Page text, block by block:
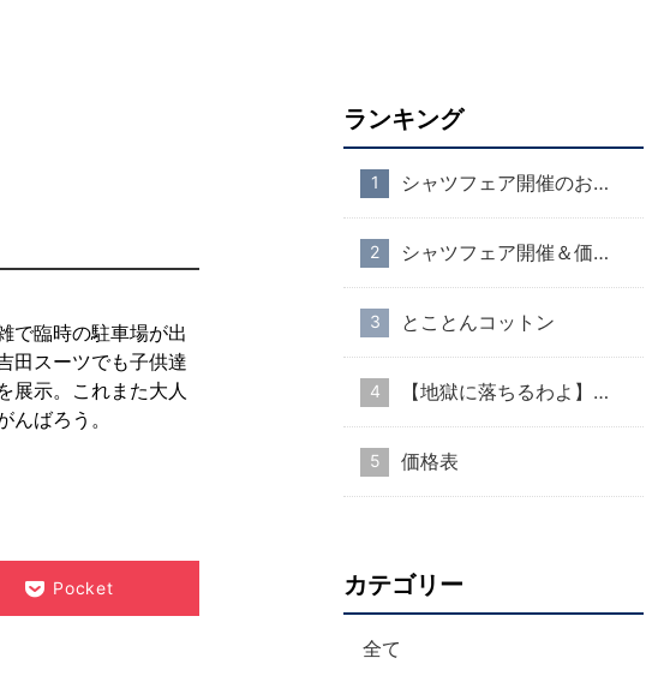
臨時の駐車場が出
田スーツでも子供達
展示。これまた大人
ばろう。
Pocket
ランキング
シャツフェア開催のお知らせ
シャツフェア開催＆価格改定のお知らせ
とことんコットン
【地獄に落ちるわよ】衣装協力のお知らせ
価格表
カテゴリー
全て